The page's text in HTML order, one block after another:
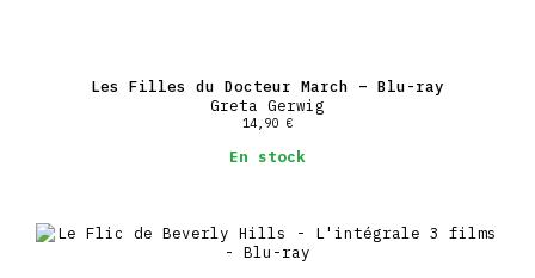
Les Filles du Docteur March – Blu-ray
Greta Gerwig
14,90 €
En stock